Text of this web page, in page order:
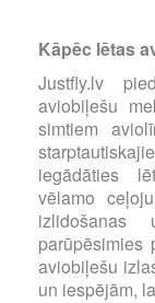
Kāpēc lētas
Justfly.lv
aviobiļešu
simtiem
iegādāties
vēlamo
parūpēsimies
aviobiļešu
un iespējām,